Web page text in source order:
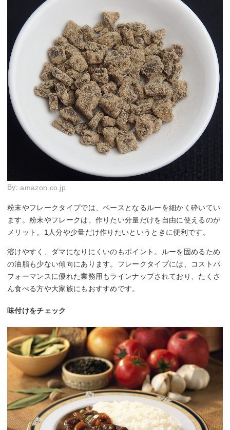
By:amazon.co.jp
粉末やフレークタイプでは、ベースとなるルーを細かく砕いてい
ます。粉末やフレークは、作りたい分量だけを自由に使えるのが
メリット。1人分や少量だけ作りたいというときに便利です。
溶けやすく、ダマになりにくいのもポイント。ルーを固めるため
の油脂も少ない傾向にあります。フレークタイプには、コストパ
フォーマンスに優れた業務用もラインナップされており、たくさ
ん食べる方や大家族にもおすすめです。
味付けをチェック